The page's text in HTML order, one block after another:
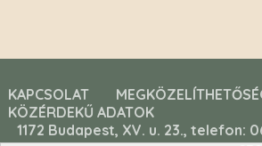
KAPCSOLAT
KÖZÉRDEKŰ ADATOK
1172 Budapest, XV. u. 23., telefon: